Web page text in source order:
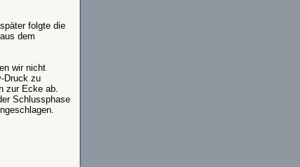
folgte die
dem
wir nicht
Druck zu
zur Ecke ab.
Schlussphase